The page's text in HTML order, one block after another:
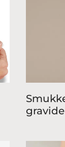
gravide